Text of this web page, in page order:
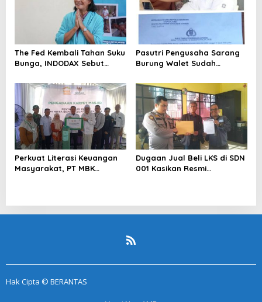
The Fed Kembali Tahan Suku
Bunga, INDODAX Sebut
Sentimen Pasar
Pasutri Pengusaha Sarang
Burung Walet Sudah
Pelapor Desak Polda Jambi
Segera Lakukan Penahanan
Perkuat Literasi Keuangan
Masyarakat, PT MBK
Dugaan Jual Beli LKS di SDN
001 Kasikan Resmi
Hak Cipta © BERANTAS